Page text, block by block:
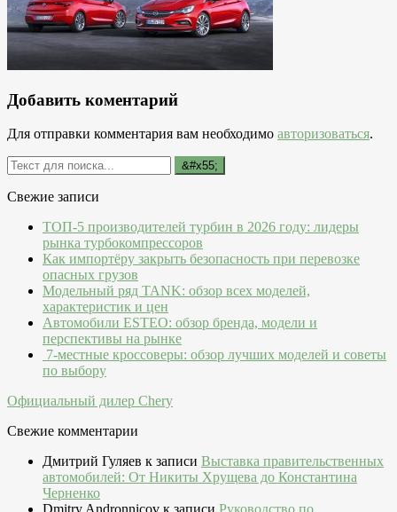
Добавить коментарий
Для отправки комментария вам необходимо авторизоваться.
Свежие записи
ТОП-5 производителей турбин в 2026 году: лидеры
рынка турбокомпрессоров
Как импортёру закрыть безопасность при перевозке
опасных грузов
Модельный ряд TANK: обзор всех моделей,
характеристик и цен
Автомобили ESTEO: обзор бренда, модели и
перспективы на рынке
7-местные кроссоверы: обзор лучших моделей и советы
по выбору
Официальный дилер Chery
Свежие комментарии
Дмитрий Гуляев к записи Выставка правительственных
автомобилей: От Никиты Хрущева до Константина
Черненко